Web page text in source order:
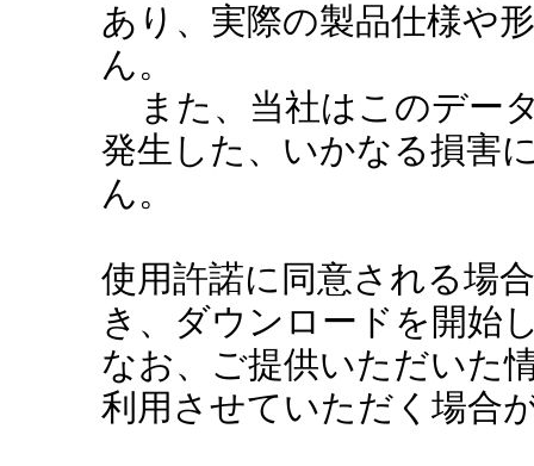
あり、実際の製品仕様や
ん。
また、当社はこのデー
発生した、いかなる損害
ん。
使用許諾に同意される場
き、ダウンロードを開始
なお、ご提供いただいた
利用させていただく場合